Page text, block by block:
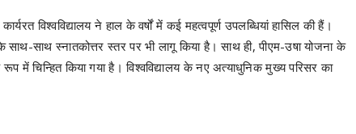
विश्वविद्यालय ने हाल के वर्षों में कई महत्वपूर्ण उपलब्धियां हासिल की हैं।
साथ-साथ स्नातकोत्तर स्तर पर भी लागू किया है। साथ ही, पीएम-उषा योजना के
में चिन्हित किया गया है। विश्वविद्यालय के नए अत्याधुनिक मुख्य परिसर का